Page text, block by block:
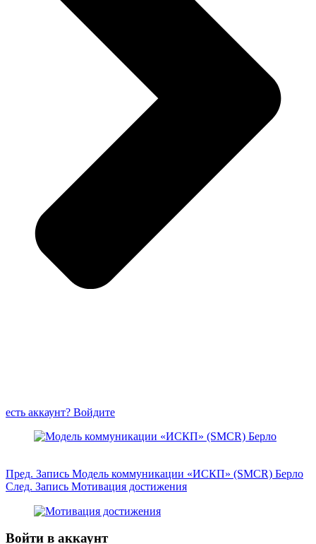
есть аккаунт? Войдите
Пред. Запись Модель коммуникации «ИСКП» (SMCR) Берло
След. Запись Мотивация достижения
Войти в аккаунт